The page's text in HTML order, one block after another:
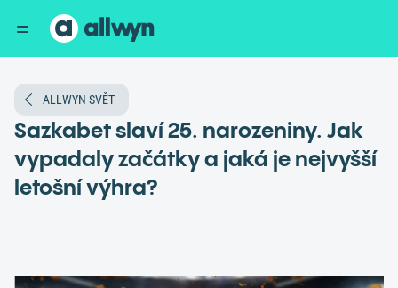
ALLWYN SVĚT
Sazkabet slaví 25. narozeniny. Jak
vypadaly začátky a jaká je nejvyšší
letošní výhra?